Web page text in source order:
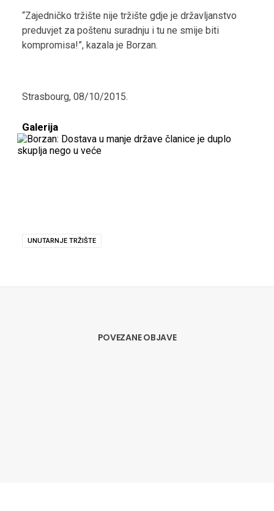
“Zajedničko tržište nije tržište gdje je državljanstvo
preduvjet za poštenu suradnju i tu ne smije biti
kompromisa!”, kazala je Borzan.
Strasbourg, 08/10/2015.
Galerija
UNUTARNJE TRŽIŠTE
POVEZANE OBJAVE